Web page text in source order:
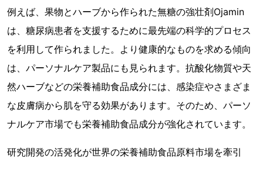
例えば、果物とハーブから作られた無糖の強壮剤Ojamin
は、糖尿病患者を支援するために最先端の科学的プロセス
を利用して作られました。より健康的なものを求める傾向
は、パーソナルケア製品にも見られます。抗酸化物質や天
然ハーブなどの栄養補助食品成分には、感染症やさまざま
な皮膚病から肌を守る効果があります。そのため、パーソ
ナルケア市場でも栄養補助食品成分が強化されています。
研究開発の活発化が世界の栄養補助食品原料市場を牽引